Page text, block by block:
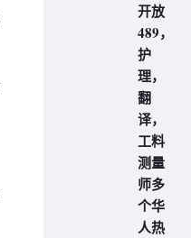
开放
489，
护
理，
翻
译，
工料
测量
师多
个华
人热